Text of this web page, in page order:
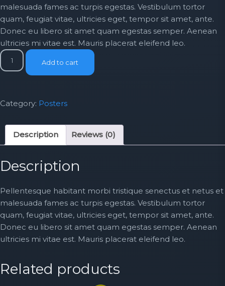
malesuada fames ac turpis egestas. Vestibulum tortor
quam, feugiat vitae, ultricies eget, tempor sit amet, ante.
Donec eu libero sit amet quam egestas semper. Aenean
ultricies mi vitae est. Mauris placerat eleifend leo.
Woo
Ninja
quantity
Add to cart
Category: Posters
Description Reviews (0)
Description
Pellentesque habitant morbi tristique senectus et netus et
malesuada fames ac turpis egestas. Vestibulum tortor
quam, feugiat vitae, ultricies eget, tempor sit amet, ante.
Donec eu libero sit amet quam egestas semper. Aenean
ultricies mi vitae est. Mauris placerat eleifend leo.
Related products